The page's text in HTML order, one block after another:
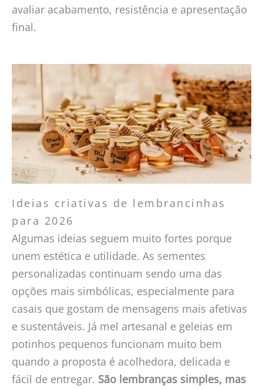
avaliar acabamento, resistência e apresentação
final.
Ideias criativas de lembrancinhas
para 2026
Algumas ideias seguem muito fortes porque
unem estética e utilidade. As sementes
personalizadas continuam sendo uma das
opções mais simbólicas, especialmente para
casais que gostam de mensagens mais afetivas
e sustentáveis. Já mel artesanal e geleias em
potinhos pequenos funcionam muito bem
quando a proposta é acolhedora, delicada e
fácil de entregar. São lembranças simples, mas